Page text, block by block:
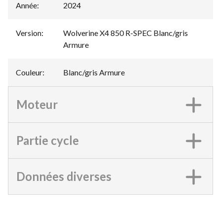
Année: 2024
Version:
Wolverine X4 850 R-SPEC Blanc/gris
Armure
Couleur: Blanc/gris Armure
Moteur
Partie cycle
Données diverses